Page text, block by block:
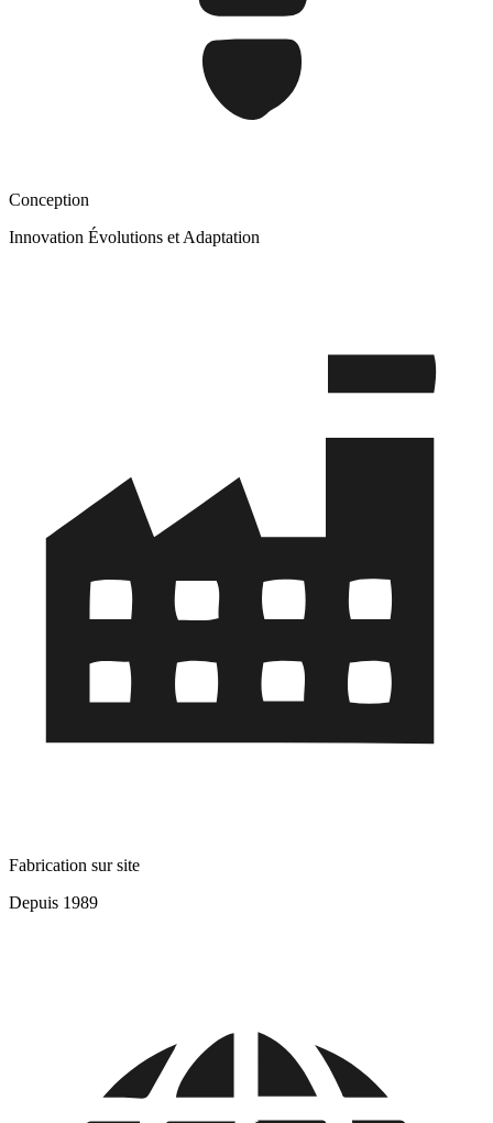
Conception
Innovation Évolutions et Adaptation
Fabrication sur site
Depuis 1989